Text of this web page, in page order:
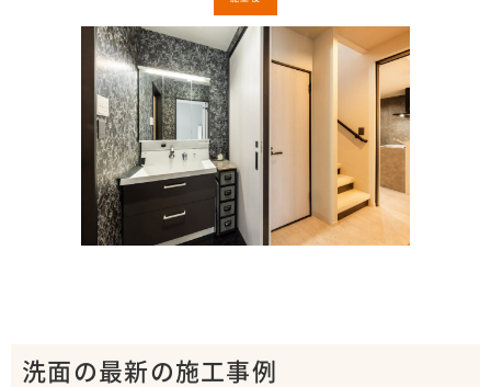
洗面の最新の施工事例